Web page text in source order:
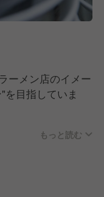
、お客様の要望に
あります。
貢献する」という
を掲げている背景
いただける方を募
ーメン店のイメー
を目指していま
ではありません。
ィある企業のよう
もっと読む